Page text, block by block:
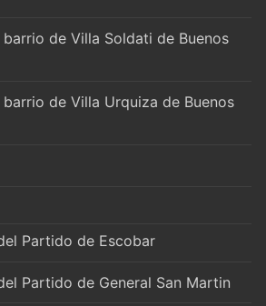
de Villa Soldati de Buenos
de Villa Urquiza de Buenos
Partido de Escobar
Partido de General San Martin